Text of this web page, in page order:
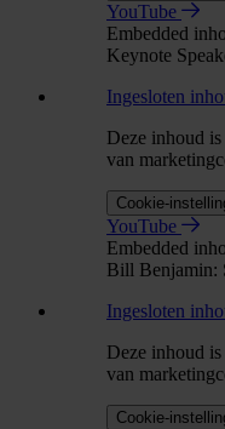
YouTube
Embedded
Keynote
Ingesloten
Deze inhoud is
van
Cookie-
YouTube
Embedded
Bill Benjamin:
Ingesloten
Deze inhoud is
van
Cookie-